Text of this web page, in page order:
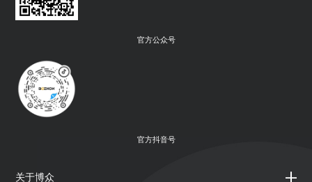
官方公众号
官方抖音号
关于博众